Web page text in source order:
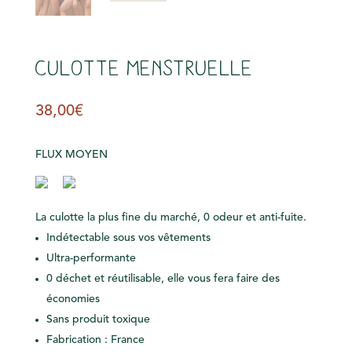
Culotte Menstruelle
38,00€
FLUX MOYEN
La culotte la plus fine du marché, 0 odeur et anti-fuite.
Indétectable sous vos vêtements
Ultra-performante
0 déchet et réutilisable, elle vous fera faire des
économies
Sans produit toxique
Fabrication : France